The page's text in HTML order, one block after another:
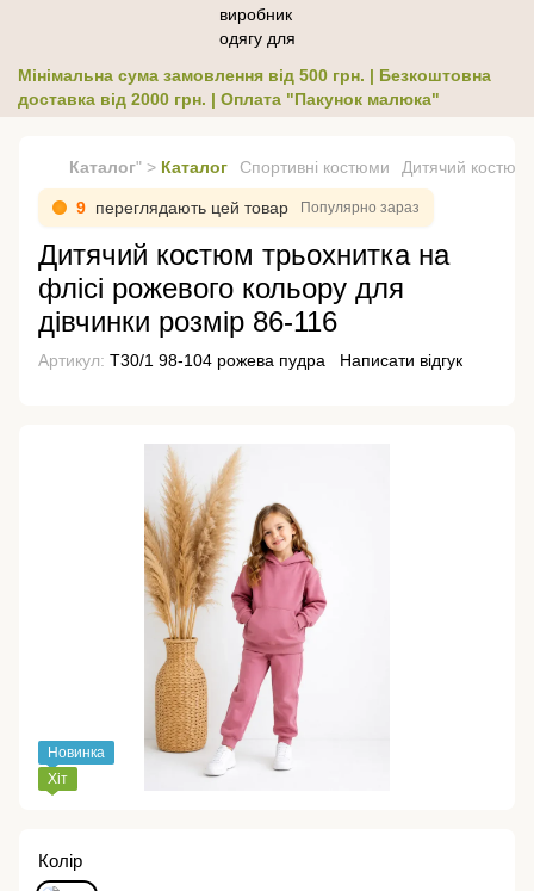
Мінімальна сума замовлення від 500 грн. | Безкоштовна
доставка від 2000 грн. | Оплата "Пакунок малюка"
Каталог" > Каталог Спортивні костюми Дитячий костюм
10 переглядають цей товар Популярно зараз
Дитячий костюм трьохнитка на
флісі рожевого кольору для
дівчинки розмір 86-116
Артикул: Т30/1 98-104 рожева пудра Написати відгук
Новинка
Хіт
Колір